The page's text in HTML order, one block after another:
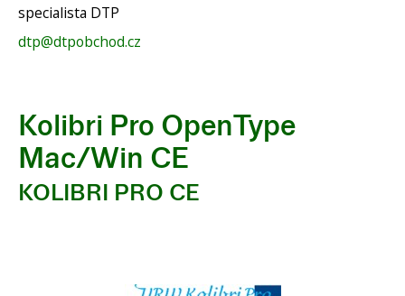
specialista DTP
dtp@dtpobchod.cz
Kolibri Pro OpenType
Mac/Win CE
KOLIBRI PRO CE